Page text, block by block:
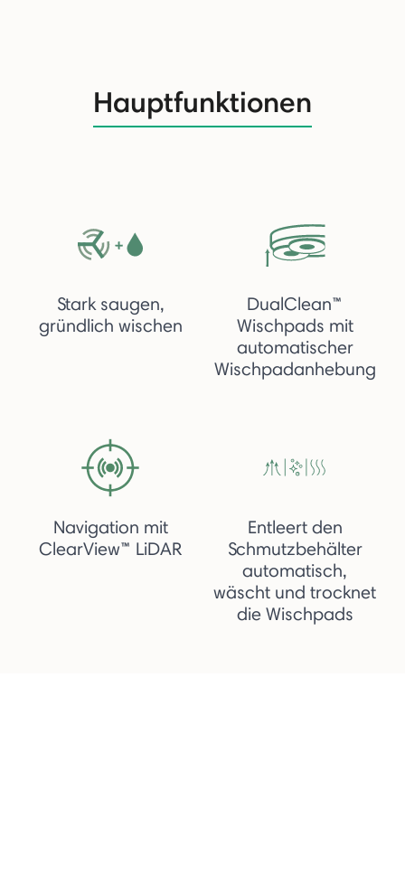
Hauptfunktionen
Stark saugen,
gründlich wischen
DualClean™
Wischpads mit
automatischer
Wischpadanhebung
Navigation mit
ClearView™ LiDAR
Entleert den
Schmutzbehälter
automatisch,
wäscht und trocknet
die Wischpads